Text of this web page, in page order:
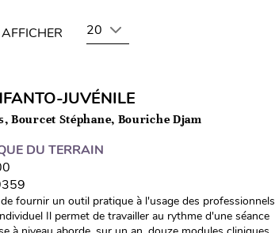
ancien
AFFICHER 20
JUVÉNILE
Bourcet Stéphane, Bouriche Djam
DU TERRAIN
fournir un outil pratique à l'usage des professionnels
Il permet de travailler au rythme d'une séance